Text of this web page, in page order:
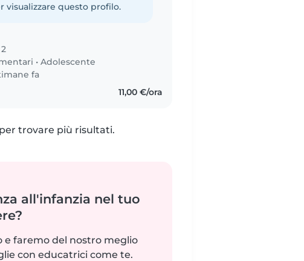
visualizzare questo profilo.
•Adolescente
fa
11,00 €/ora
trovare più risultati.
all'infanzia nel tuo
e faremo del nostro meglio
con educatrici come te.